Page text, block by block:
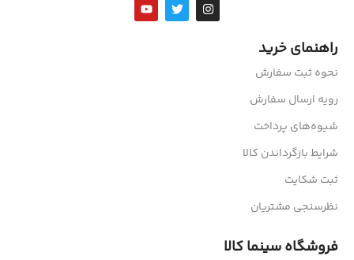
راهنمای خرید
نحوه ثبت سفارش
رویه ارسال سفارش
شیوه‌های پرداخت
شرایط بازگرداندن کالا
ثبت شکایت
نظرسنجی مشتریان
فروشگاه سینما کالا